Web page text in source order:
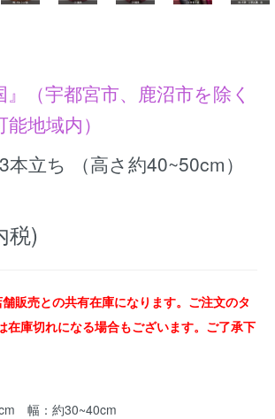
（宇都宮市、鹿沼市を除く
地域内）
立ち （高さ約40~50cm）
税)
販売との共有在庫になります。ご注文のタ
在庫切れになる場合もございます。ご了承下
幅：約30~40cm